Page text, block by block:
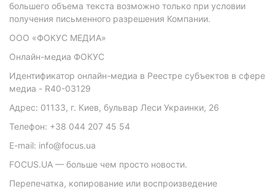
большего объема текста возможно только при условии
получения письменного разрешения Компании.
ООО «ФОКУС МЕДИА»
Онлайн-медиа ФОКУС
Идентификатор онлайн-медиа в Реестре субъектов в сфере
медиа - R40-03129
Адрес: 01133, г. Киев, бульвар Леси Украинки, 26
Телефон: +38 044 207 45 54
E-mail: info@focus.ua
FOCUS.UA — больше чем просто новости.
Перепечатка, копирование или воспроизведение